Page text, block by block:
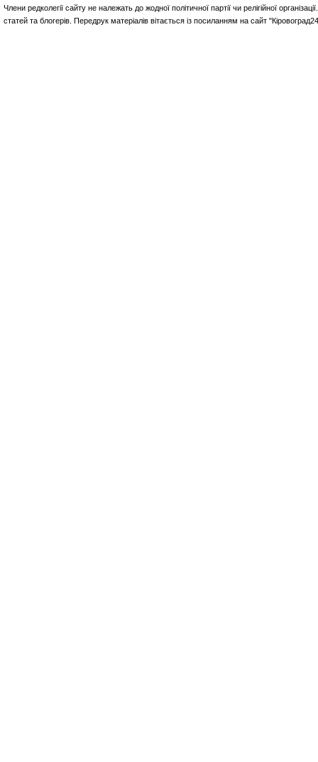
Члени редколегії сайту не належать до жодної політичної партії чи релігійної
статей та блогерів. Передрук матеріалів вітається із посиланням на сайт